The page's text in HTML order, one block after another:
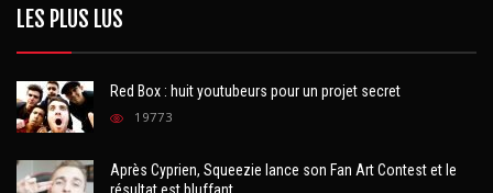
LES PLUS LUS
Red Box : huit youtubeurs pour un projet secret
19773
Après Cyprien, Squeezie lance son Fan Art Contest et le
résultat est bluffant